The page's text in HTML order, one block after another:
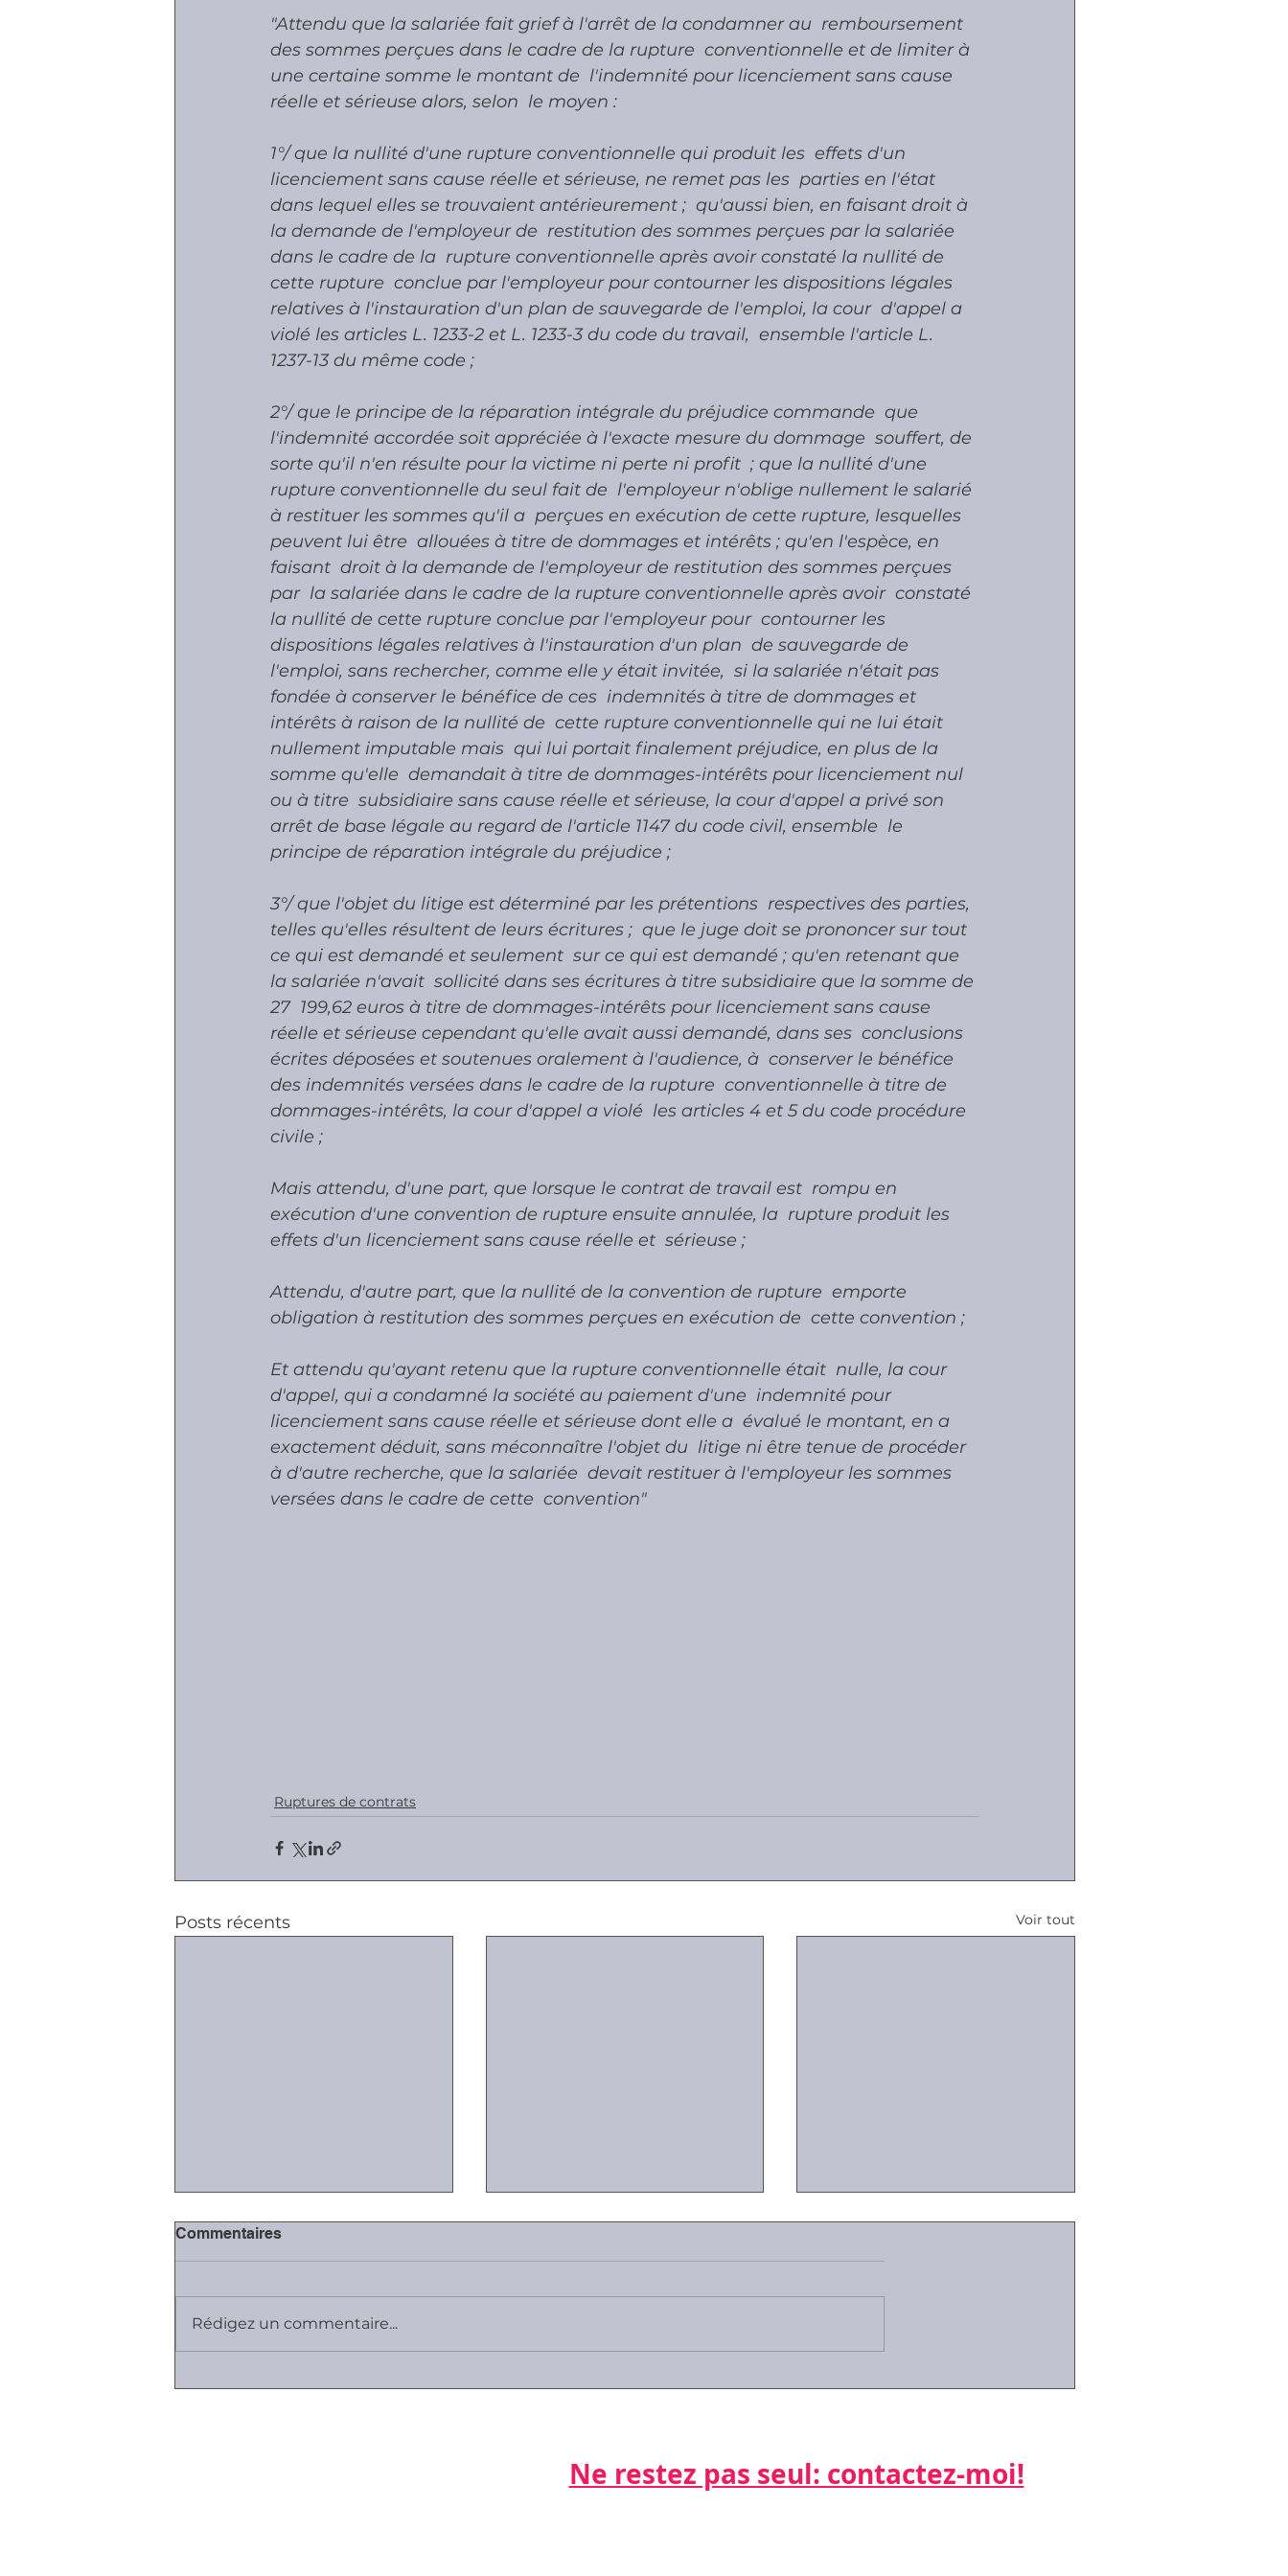
"Attendu que la salariée fait grief à l'arrêt de la condamner au  remboursement
des sommes perçues dans le cadre de la rupture  conventionnelle et de limiter à
une certaine somme le montant de  l'indemnité pour licenciement sans cause
réelle et sérieuse alors, selon  le moyen :
1°/ que la nullité d'une rupture conventionnelle qui produit les  effets d'un
licenciement sans cause réelle et sérieuse, ne remet pas les  parties en l'état
dans lequel elles se trouvaient antérieurement ;  qu'aussi bien, en faisant droit à
la demande de l'employeur de  restitution des sommes perçues par la salariée
dans le cadre de la  rupture conventionnelle après avoir constaté la nullité de
cette rupture  conclue par l'employeur pour contourner les dispositions légales
relatives à l'instauration d'un plan de sauvegarde de l'emploi, la cour  d'appel a
violé les articles L. 1233-2 et L. 1233-3 du code du travail,  ensemble l'article L.
1237-13 du même code ;
2°/ que le principe de la réparation intégrale du préjudice commande  que
l'indemnité accordée soit appréciée à l'exacte mesure du dommage  souffert, de
sorte qu'il n'en résulte pour la victime ni perte ni profit  ; que la nullité d'une
rupture conventionnelle du seul fait de  l'employeur n'oblige nullement le salarié
à restituer les sommes qu'il a  perçues en exécution de cette rupture, lesquelles
peuvent lui être  allouées à titre de dommages et intérêts ; qu'en l'espèce, en
faisant  droit à la demande de l'employeur de restitution des sommes perçues
par  la salariée dans le cadre de la rupture conventionnelle après avoir  constaté
la nullité de cette rupture conclue par l'employeur pour  contourner les
dispositions légales relatives à l'instauration d'un plan  de sauvegarde de
l'emploi, sans rechercher, comme elle y était invitée,  si la salariée n'était pas
fondée à conserver le bénéfice de ces  indemnités à titre de dommages et
intérêts à raison de la nullité de  cette rupture conventionnelle qui ne lui était
nullement imputable mais  qui lui portait finalement préjudice, en plus de la
somme qu'elle  demandait à titre de dommages-intérêts pour licenciement nul
ou à titre  subsidiaire sans cause réelle et sérieuse, la cour d'appel a privé son
arrêt de base légale au regard de l'article 1147 du code civil, ensemble  le
principe de réparation intégrale du préjudice ;
3°/ que l'objet du litige est déterminé par les prétentions  respectives des parties,
telles qu'elles résultent de leurs écritures ;  que le juge doit se prononcer sur tout
ce qui est demandé et seulement  sur ce qui est demandé ; qu'en retenant que
la salariée n'avait  sollicité dans ses écritures à titre subsidiaire que la somme de
27  199,62 euros à titre de dommages-intérêts pour licenciement sans cause
réelle et sérieuse cependant qu'elle avait aussi demandé, dans ses  conclusions
écrites déposées et soutenues oralement à l'audience, à  conserver le bénéfice
des indemnités versées dans le cadre de la rupture  conventionnelle à titre de
dommages-intérêts, la cour d'appel a violé  les articles 4 et 5 du code procédure
civile ;
Mais attendu, d'une part, que lorsque le contrat de travail est  rompu en
exécution d'une convention de rupture ensuite annulée, la  rupture produit les
effets d'un licenciement sans cause réelle et  sérieuse ;
Attendu, d'autre part, que la nullité de la convention de rupture  emporte
obligation à restitution des sommes perçues en exécution de  cette convention ;
Et attendu qu'ayant retenu que la rupture conventionnelle était  nulle, la cour
d'appel, qui a condamné la société au paiement d'une  indemnité pour
licenciement sans cause réelle et sérieuse dont elle a  évalué le montant, en a
exactement déduit, sans méconnaître l'objet du  litige ni être tenue de procéder
à d'autre recherche, que la salariée  devait restituer à l'employeur les sommes
versées dans le cadre de cette  convention"
Ruptures de contrats
Posts récents Voir tout
Commentaires
Rédigez un commentaire...
Ne restez pas seul: contactez-moi!​​​​​